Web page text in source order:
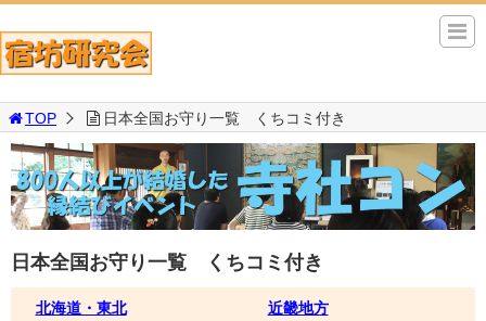
TOP 日本全国お守り一覧 くちコミ付き
日本全国お守り一覧 くちコミ付き
北海道・東北 近畿地方